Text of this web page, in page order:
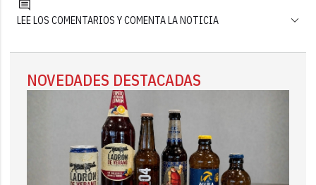
LEE LOS COMENTARIOS Y COMENTA LA NOTICIA
NOVEDADES DESTACADAS